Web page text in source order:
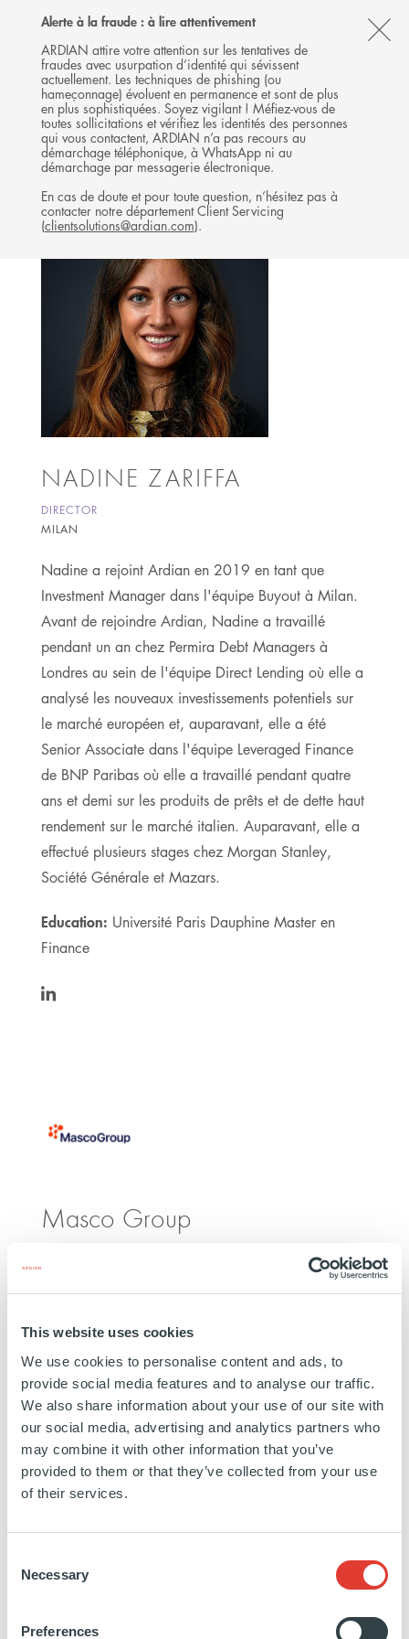
This website uses cookies
We use cookies to personalise content and ads, to
provide social media features and to analyse our traffic.
We also share information about your use of our site with
our social media, advertising and analytics partners who
may combine it with other information that you’ve
provided to them or that they’ve collected from your use
of their services.
Selection
Necessary
Preferences
Alerte à la fraude : à lire attentivement
ARDIAN attire votre attention sur les tentatives de
fraudes avec usurpation d’identité qui sévissent
actuellement. Les techniques de phishing (ou
hameçonnage) évoluent en permanence et sont de plus
en plus sophistiquées. Soyez vigilant ! Méfiez-vous de
toutes sollicitations et vérifiez les identités des personnes
qui vous contactent, ARDIAN n’a pas recours au
démarchage téléphonique, à WhatsApp ni au
démarchage par messagerie électronique.
En cas de doute et pour toute question, n’hésitez pas à
contacter notre département Client Servicing
(clientsolutions@ardian.com).
Follow
Ardian
on
X
Follow
Ardian
on
LinkedIn
Follow
Ardian
on
YouTube
Ardian
on
Jobs
on
LinkedIn
MENU
L'ÉQUIPE
BUYOUT
NADINE ZARIFFA
DIRECTOR
MILAN
Nadine a rejoint Ardian en 2019 en tant que
Investment Manager dans l'équipe Buyout à Milan.
Avant de rejoindre Ardian, Nadine a travaillé
pendant un an chez Permira Debt Managers à
Londres au sein de l'équipe Direct Lending où elle a
analysé les nouveaux investissements potentiels sur
le marché européen et, auparavant, elle a été
Senior Associate dans l'équipe Leveraged Finance
de BNP Paribas où elle a travaillé pendant quatre
ans et demi sur les produits de prêts et de dette haut
rendement sur le marché italien. Auparavant, elle a
effectué plusieurs stages chez Morgan Stanley,
Société Générale et Mazars.
Education: Université Paris Dauphine Master en
Finance
Masco Group
ITALIE
INVESTISSEMENT14 OCTOBRE 2024
Santé et science de la vie
EN SAVOIR PLUS
Jakala